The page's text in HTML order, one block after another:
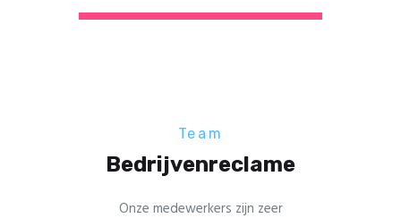
Team
Bedrijvenreclame
Onze medewerkers zijn zeer